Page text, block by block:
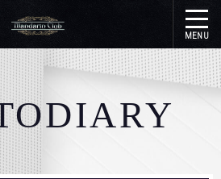
トップ
在籍一覧
システム